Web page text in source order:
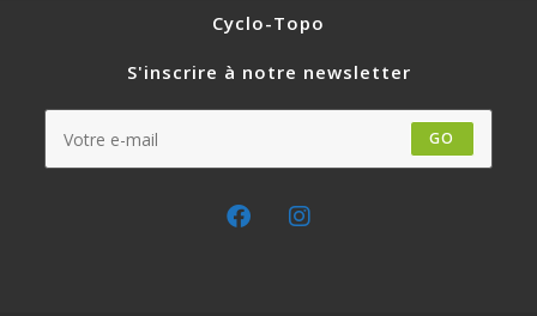
Cyclo-Topo
S'inscrire à notre newsletter
GO